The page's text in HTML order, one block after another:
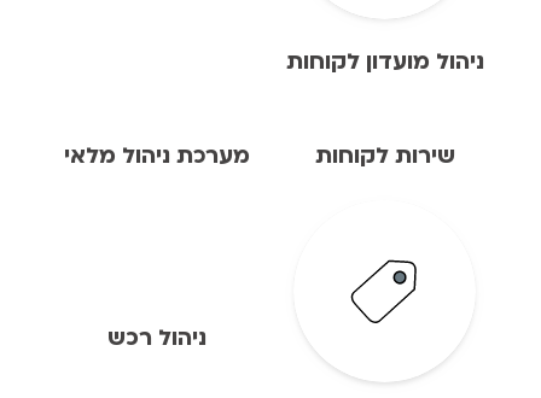
ניהול מועדון לקוחות
שירות לקוחות מערכת ניהול מלאי
ניהול רכש